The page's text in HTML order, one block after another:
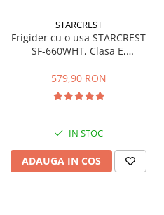
STARCREST
Frigider cu o usa STARCREST
SF-660WHT, Clasa E,
579,90 RON
IN STOC
ADAUGA IN COS